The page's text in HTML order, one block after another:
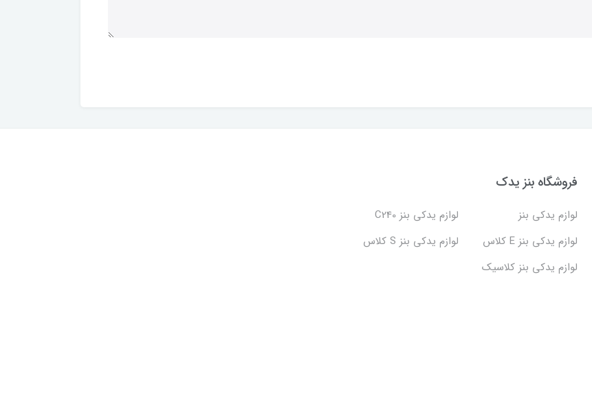
فروشگاه بنز یدک
لوازم یدکی بنز
لوازم یدکی بنز C240
لوازم یدکی بنز E کلاس
لوازم یدکی بنز S کلاس
لوازم یدکی بنز کلاسیک